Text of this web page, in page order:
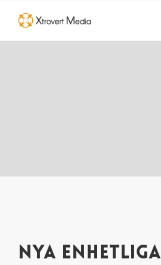
NYA ENHETLIGA